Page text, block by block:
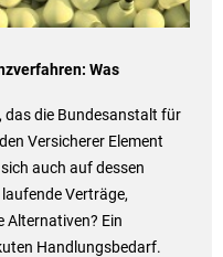
Was
das die Bundesanstalt für
Versicherer Element
auch auf dessen
Verträge,
Alternativen? Ein
Handlungsbedarf.